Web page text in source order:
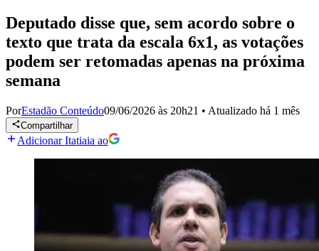
Deputado disse que, sem acordo sobre o
texto que trata da escala 6x1, as votações
podem ser retomadas apenas na próxima
semana
PorEstadão Conteúdo09/06/2026 às 20h21 • Atualizado há 1 mês
Compartilhar
Adicionar Itatiaia ao